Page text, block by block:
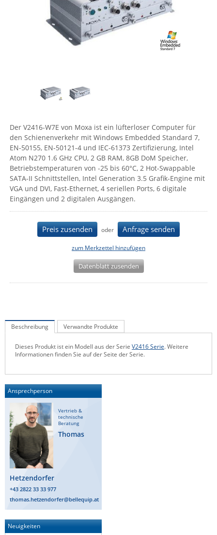
Energiemessung
Energieverteilung
IP, WLAN & GSM Sensorik
IoT - Internet of Things
IPC, Industrielle Netzwerktechnik & WLAN
IT Netzwerktechnik / Kommunikation
Comet System
CompleTech
Contemporary Controls
Gefen
Gude
Guntermann & Drunck
High Sec Labs
HW group
Icron
IEC Lock
Kramer Electronics
LigoWave
Moxa
Panorama Antennas
PatchSee
Power Kingdom
Poynting
Raritan
Riello UPS
Server Technology
Siretta
SIRIO Antenne
Sunbird
Der V2416-W7E von Moxa ist ein lüfterloser Computer für
den Schienenverkehr mit Windows Embedded Standard 7,
EN-50155, EN-50121-4 und IEC-61373 Zertifizierung, Intel
Atom N270 1.6 GHz CPU, 2 GB RAM, 8GB DoM Speicher,
Betriebstemperaturen von -25 bis 60°C, 2 Hot-Swappable
SATA-II Schnittstellen, Intel Generation 3.5 Grafik-Engine mit
VGA und DVI, Fast-Ethernet, 4 seriellen Ports, 6 digitale
Eingängen und 2 digitalen Ausgängen.
Preis zusenden oder Anfrage senden
zum Merkzettel hinzufügen
Datenblatt zusenden
Beschreibung Verwandte Produkte
Dieses Produkt ist ein Modell aus der Serie V2416 Serie. Weitere
Informationen finden Sie auf der Seite der Serie.
Ansprechperson
Vertrieb &
technische
Beratung
Thomas
Hetzendorfer
+43 2822 33 33 977
thomas.hetzendorfer@bellequip.at
Neuigkeiten